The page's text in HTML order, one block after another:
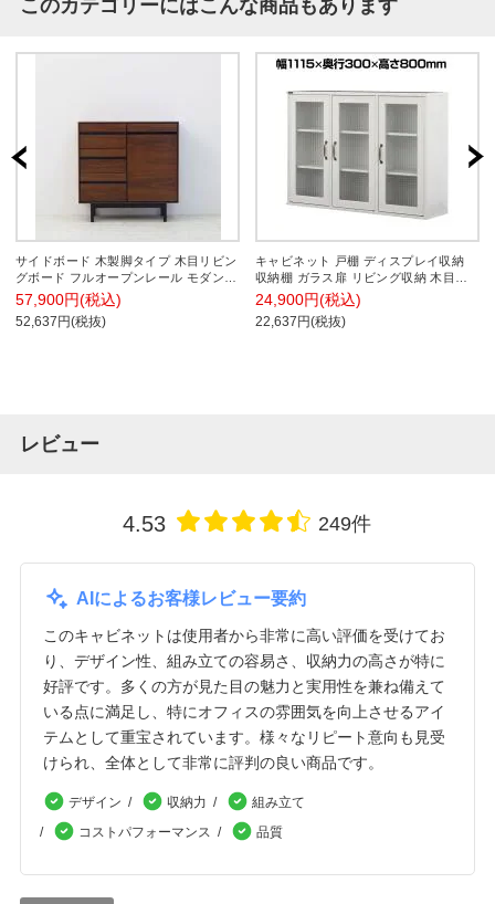
このカテゴリーにはこんな商品もあります
サイドボード 木製脚タイプ 木目リビン
グボード フルオープンレール モダン
収納 幅800×奥行300×高さ800mm シェ
ルフ キャビネット モデルルーム オフ
ィス ホテル
57,900円(税込)
52,637円(税抜)
キャビネット 戸棚 ディスプレイ収納
収納棚 ガラス扉 リビング収納 木目調
幅1115×奥行300×高さ800mm
NEFLAS(ネフラス) NF80-120G
24,900円(税込)
22,637円(税抜)
レビュー
4.53 249件
AIによるお客様レビュー要約
このキャビネットは使用者から非常に高い評価を受けてお
り、デザイン性、組み立ての容易さ、収納力の高さが特に
好評です。多くの方が見た目の魅力と実用性を兼ね備えて
いる点に満足し、特にオフィスの雰囲気を向上させるアイ
テムとして重宝されています。様々なリピート意向も見受
けられ、全体として非常に評判の良い商品です。
デザイン 収納力
組み立て
コストパフォーマンス
品質